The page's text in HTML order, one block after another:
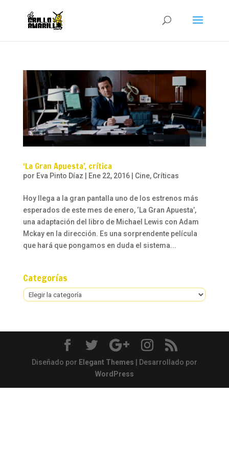
‘La Gran Apuesta’, crítica
por Eva Pinto Díaz Ene 22, 2016| Cine, Críticas
Hoy llega a la gran pantalla uno de los estrenos más
esperados de este mes de enero, ‘La Gran Apuesta’,
una adaptación del libro de Michael Lewis con Adam
Mckay en la dirección. Es una sorprendente película
que hará que pongamos en duda el sistema...
Categorías
Categorías
Diseñado por Elegant Themes | Desarrollado por
WordPress